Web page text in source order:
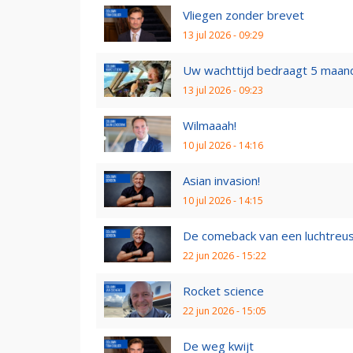
Vliegen zonder brevet
13 jul 2026 - 09:29
Uw wachttijd bedraagt 5
13 jul 2026 - 09:23
Wilmaaah!
10 jul 2026 - 14:16
Asian invasion!
10 jul 2026 - 14:15
De comeback van een luchtreus
22 jun 2026 - 15:22
Rocket science
22 jun 2026 - 15:05
De weg kwijt